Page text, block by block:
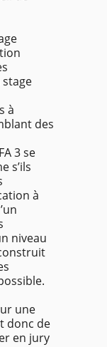
stage
à
des
3 se
s’ils
à
niveau
une
donc de
en jury